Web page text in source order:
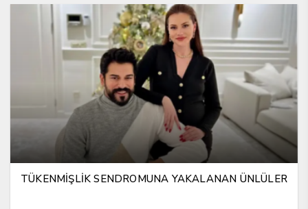
TÜKENMİŞLİK SENDROMUNA YAKALANAN ÜNLÜLER